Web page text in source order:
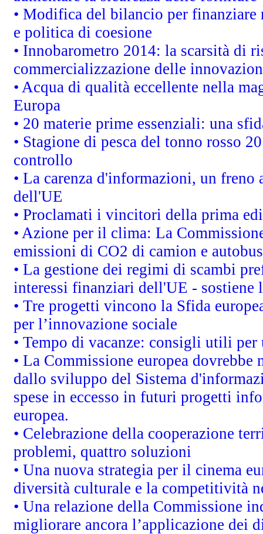
• Modifica del bilancio per finanziare
e politica di coesione
• Innobarometro 2014: la scarsità di
commercializzazione delle
• Acqua di qualità eccellente nella
Europa
• 20 materie prime essenziali: una
• Stagione di pesca del tonno rosso
controllo
• La carenza d'informazioni, un
dell'UE
• Proclamati i vincitori della prima
• Azione per il clima: La
emissioni di CO2 di camion e autobus
• La gestione dei regimi di scambi
interessi finanziari dell'UE - sostiene
• Tre progetti vincono la Sfida
per l’innovazione sociale
• Tempo di vacanze: consigli utili per
• La Commissione europea
dallo sviluppo del Sistema
spese in eccesso in futuri progetti
europea.
• Celebrazione della cooperazione
problemi, quattro soluzioni
• Una nuova strategia per il cinema
diversità culturale e la competitività
• Una relazione della Commissione
migliorare ancora l’applicazione dei